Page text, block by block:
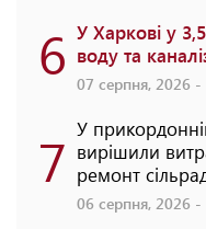
6 У Харкові у
воду та
07 серпня, 2026 -
7 У
вирішили
ремонт
06 серпня, 2026 -